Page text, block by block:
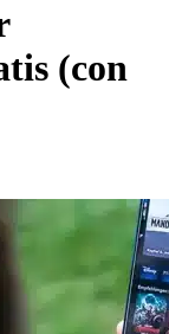
(con